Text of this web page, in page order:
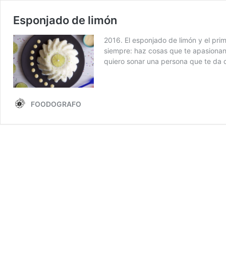
Esponjado de limón
2016. El esponjado de limón y el
siempre: haz cosas que te
quiero sonar una persona que te
FOODOGRAFO